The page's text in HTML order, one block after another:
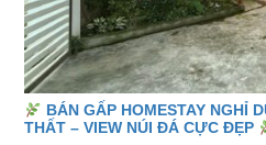
BÁN GẤP HOMESTAY NGHỈ
THẤT – VIEW NÚI ĐÁ CỰC ĐẸP